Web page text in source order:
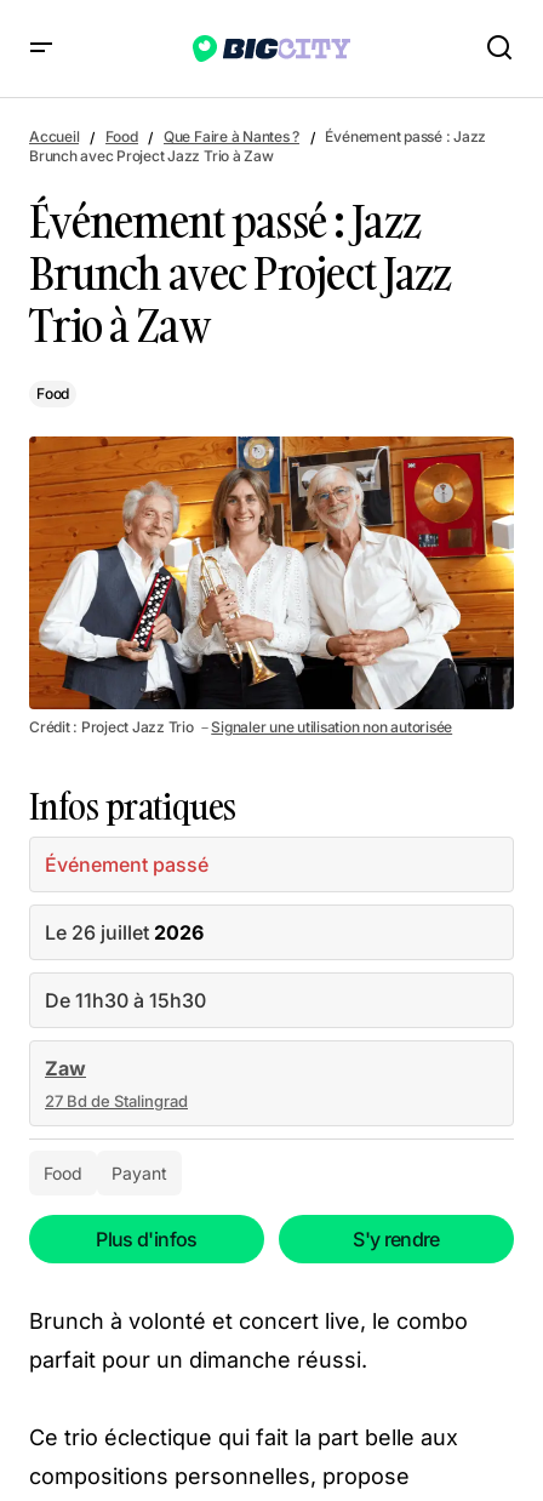
Événement passé : Jazz Brunch avec Project Jazz Trio à Zaw
Accueil Food Que Faire à Nantes ?
Événement passé : Jazz
Brunch avec Project Jazz Trio à Zaw
Événement passé : Jazz
Brunch avec Project Jazz
Trio à Zaw
Food
Crédit : Project Jazz Trio －Signaler une utilisation non autorisée
Infos pratiques
Événement passé
Le 26 juillet 2026
De 11h30 à 15h30
Zaw
27 Bd de Stalingrad
Food Payant
Plus d'infos S'y rendre
Brunch à volonté et concert live, le combo
parfait pour un dimanche réussi.
Ce trio éclectique qui fait la part belle aux
compositions personnelles, propose